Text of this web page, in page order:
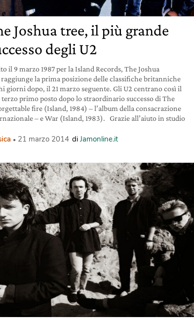
Joshua tree, il più grande
degli U2
il 9 marzo 1987 per la Island Records, The Joshua
la prima posizione delle classifiche britanniche
giorni dopo, il 21 marzo seguente. Gli U2 centrano così il
primo posto dopo lo straordinario successo di The
fire (Island, 1984) – l’album della consacrazione
– e War (Island, 1983). Grazie all’aiuto in studio
21 marzo 2014 di Jamonline.it